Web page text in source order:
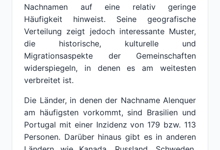
Nachnamen auf eine relativ geringe
Häufigkeit hinweist. Seine geografische
Verteilung zeigt jedoch interessante Muster,
die historische, kulturelle und
Migrationsaspekte der Gemeinschaften
widerspiegeln, in denen es am weitesten
verbreitet ist.
Die Länder, in denen der Nachname Alenquer
am häufigsten vorkommt, sind Brasilien und
Portugal mit einer Inzidenz von 179 bzw. 113
Personen. Darüber hinaus gibt es in anderen